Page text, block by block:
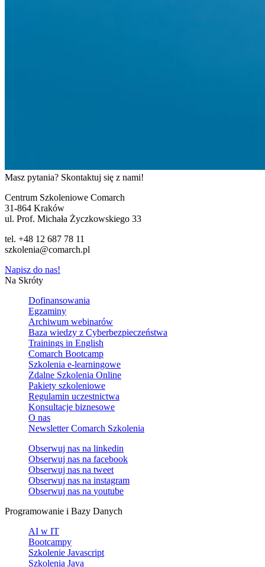
Masz pytania? Skontaktuj się z nami!
Centrum Szkoleniowe Comarch
31-864 Kraków
ul. Prof. Michała Życzkowskiego 33
tel. +48 12 687 78 11
szkolenia@comarch.pl
Napisz do nas!
Na Skróty
Dofinansowania
Egzaminy
Archiwum webinarów
Baza wiedzy z Cyberbezpieczeństwa
Trainings in English
Comarch Bootcamp
Szkolenia e-learningowe
Zdalne Szkolenia Online
Pakiety szkoleniowe
Regulamin uczestnictwa
Konsultacje biznesowe
O nas
Newsletter Comarch Szkolenia
Obserwuj nas na linkedin
Obserwuj nas na facebook
Obserwuj nas na tweet
Obserwuj nas na instagram
Obserwuj nas na youtube
Programowanie i Bazy Danych
AI w IT
Bootcampy
Szkolenie Javascript
Szkolenia Java